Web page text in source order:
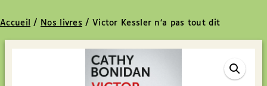
Accueil / Nos livres / Victor Kessler n’a pas tout dit